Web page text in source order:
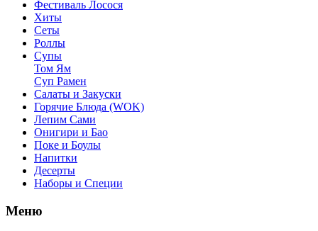
Фестиваль Лосося
Хиты
Сеты
Роллы
Супы
Том Ям
Суп Рамен
Салаты и Закуски
Горячие Блюда (WOK)
Лепим Сами
Онигири и Бао
Поке и Боулы
Напитки
Десерты
Наборы и Специи
Меню